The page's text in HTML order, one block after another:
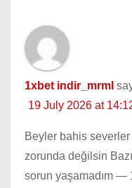
1xbet indir_mrml
19 July 2026 at
Beyler bahis
zorunda değilsin
sorun yaşamadım —